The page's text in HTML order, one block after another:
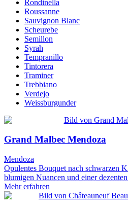
Rondinella
Roussanne
Sauvignon Blanc
Scheurebe
Semillon
Syrah
Tempranillo
Tintorera
Traminer
Trebbiano
Verdejo
Weissburgunder
Grand Malbec Mendoza
Mendoza
Opulentes Bouquet nach schwarzen
blumigen Nuancen und einer
Mehr erfahren